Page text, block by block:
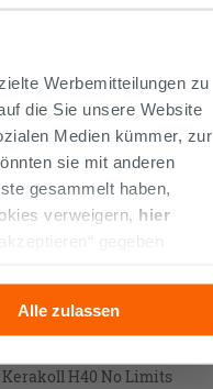
Werbemitteilungen zu
die Sie unsere Website
Medien kümmer, zur
sie mit anderen
gesammelt haben,
verweigern, hier
gegeben
Alle zulassen
Kerakoll H40 No Limits